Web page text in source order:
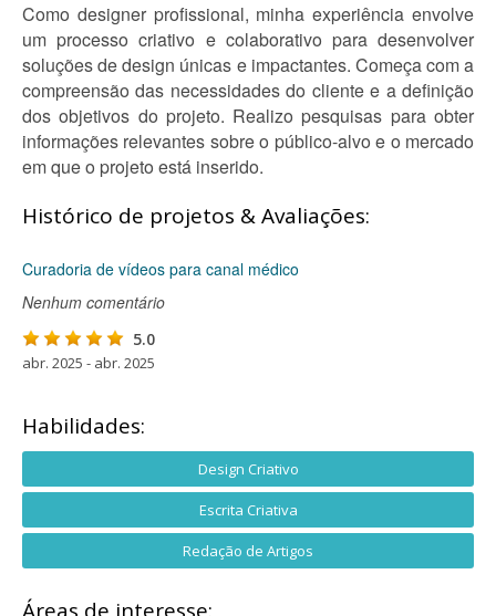
Como designer profissional, minha experiência envolve
um processo criativo e colaborativo para desenvolver
soluções de design únicas e impactantes. Começa com a
compreensão das necessidades do cliente e a definição
dos objetivos do projeto. Realizo pesquisas para obter
informações relevantes sobre o público-alvo e o mercado
em que o projeto está inserido.
Histórico de projetos & Avaliações:
Curadoria de vídeos para canal médico
Nenhum comentário
5.0
abr. 2025 - abr. 2025
Habilidades:
Design Criativo
Escrita Criativa
Redação de Artigos